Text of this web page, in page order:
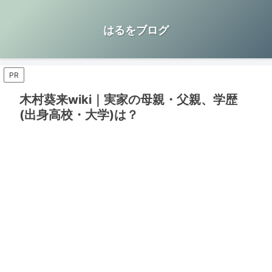
はるをブログ
PR
木村葵来wiki｜実家の母親・父親、学歴
(出身高校・大学)は？